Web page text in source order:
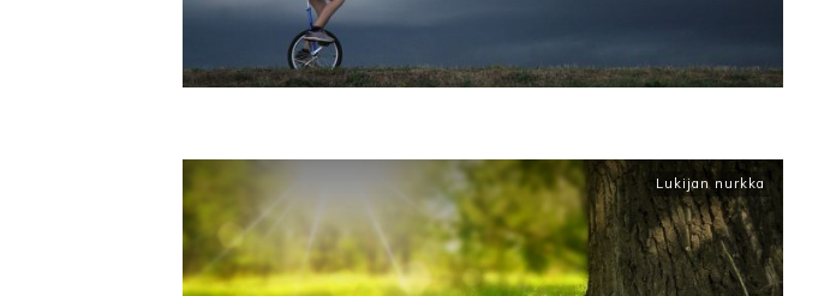
Lukijan nurkka